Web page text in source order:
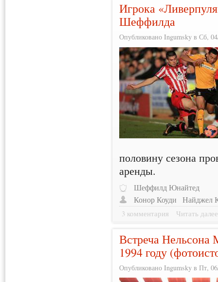
Игрока
Шеффилда
Опубликовано Ingumsky в Сб,
половину сезона
аренды.
Шеффилд Юнайтед
Конор Коуди Найджел
3 комментария Читать далее
Встреча Нельсона
1994 году
Опубликовано Ingumsky в Пт,